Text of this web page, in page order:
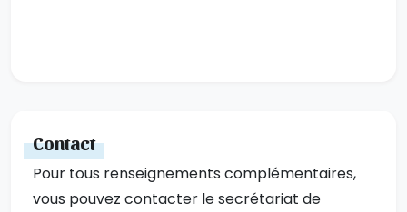
Contact
Pour tous renseignements complémentaires,
vous pouvez contacter le secrétariat de